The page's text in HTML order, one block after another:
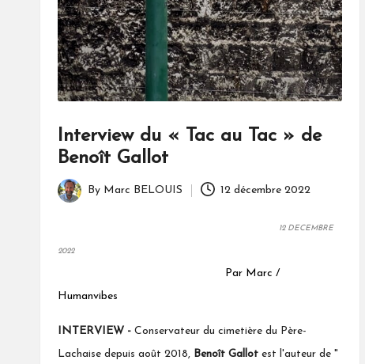
Interview du « Tac au Tac » de
Benoît Gallot
Posted
By Marc BELOUIS 12 décembre 2022
12 DECEMBRE
2022
Par Marc /
Humanvibes
INTERVIEW - Conservateur du cimetière du Père-
Lachaise depuis août 2018, Benoît Gallot est l'auteur de "